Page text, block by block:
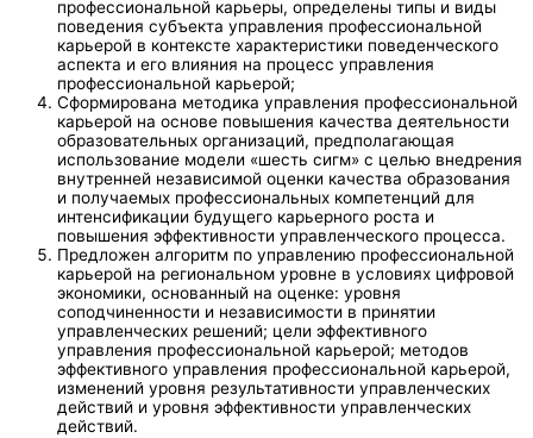
профессиональной карьеры, определены типы и виды
поведения субъекта управления профессиональной
карьерой в контексте характеристики поведенческого
аспекта и его влияния на процесс управления
профессиональной карьерой;
Сформирована методика управления профессиональной
карьерой на основе повышения качества деятельности
образовательных организаций, предполагающая
использование модели «шесть сигм» с целью внедрения
внутренней независимой оценки качества образования
и получаемых профессиональных компетенций для
интенсификации будущего карьерного роста и
повышения эффективности управленческого процесса.
Предложен алгоритм по управлению профессиональной
карьерой на региональном уровне в условиях цифровой
экономики, основанный на оценке: уровня
соподчиненности и независимости в принятии
управленческих решений; цели эффективного
управления профессиональной карьерой; методов
эффективного управления профессиональной карьерой,
изменений уровня результативности управленческих
действий и уровня эффективности управленческих
действий.